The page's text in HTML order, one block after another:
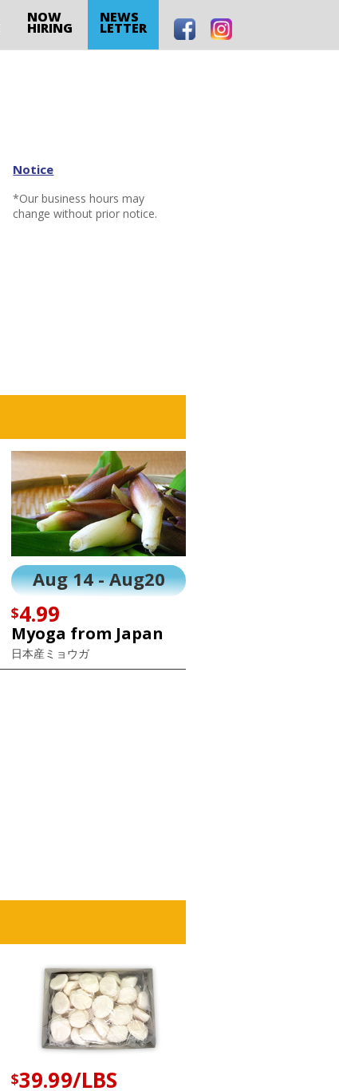
NOW
HIRING
NEWS
LETTER
Notice
*Our business hours may
change without prior notice.
Aug 14 - Aug20
$4.99
Myoga from Japan
日本産ミョウガ
$39.99/LBS